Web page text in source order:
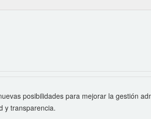
posibilidades para mejorar la gestión
y transparencia.